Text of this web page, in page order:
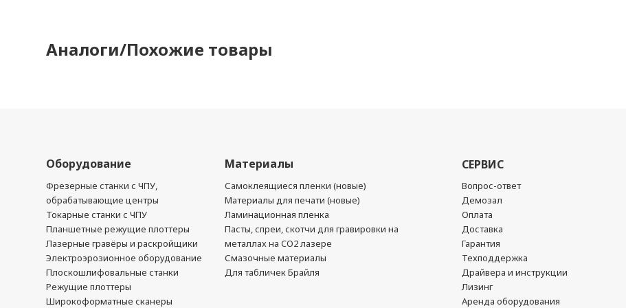
Аналоги/Похожие товары
Оборудование
Фрезерные станки с ЧПУ,
обрабатывающие центры
Токарные станки с ЧПУ
Планшетные режущие плоттеры
Лазерные гравёры и раскройщики
Электроэрозионное оборудование
Плоскошлифовальные станки
Режущие плоттеры
Широкоформатные сканеры
Материалы
Самоклеящиеся пленки (новые)
Материалы для печати (новые)
Ламинационная пленка
Пасты, спреи, скотчи для гравировки на
металлах на CO2 лазере
Смазочные материалы
Для табличек Брайля
СЕРВИС
Вопрос-ответ
Демозал
Оплата
Доставка
Гарантия
Техподдержка
Драйвера и инструкции
Лизинг
Аренда оборудования